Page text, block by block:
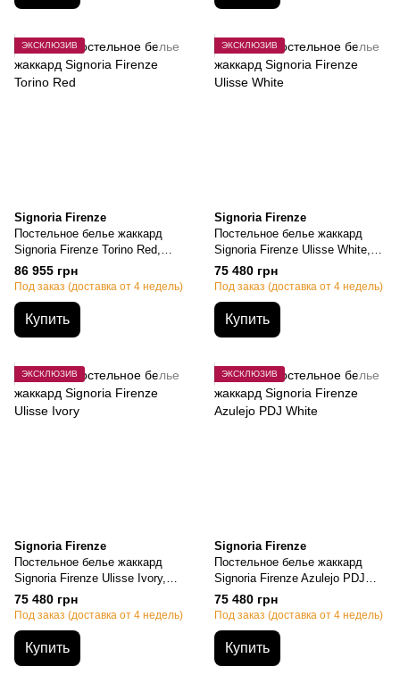
ЭКСКЛЮЗИВ
Signoria Firenze
Постельное белье жаккард
Signoria Firenze Torino Red,
Семейный, 50х70см (2шт),
155х200см-2шт., 270х290см
86 955 грн
Под заказ (доставка от 4 недель)
Купить
ЭКСКЛЮЗИВ
Signoria Firenze
Постельное белье жаккард
Signoria Firenze Ulisse White,
Семейный, 50х70см (2шт),
155х200см-2шт., 270х290см
75 480 грн
Под заказ (доставка от 4 недель)
Купить
ЭКСКЛЮЗИВ
Signoria Firenze
Постельное белье жаккард
Signoria Firenze Ulisse Ivory,
Семейный, 50х70см (2шт),
155х200см-2шт., 270х290см
75 480 грн
Под заказ (доставка от 4 недель)
Купить
ЭКСКЛЮЗИВ
Signoria Firenze
Постельное белье жаккард
Signoria Firenze Azulejo PDJ
White, Семейный, 50х70см
(2шт), 155х200см-2шт.,
75 480 грн
Под заказ (доставка от 4 недель)
Купить